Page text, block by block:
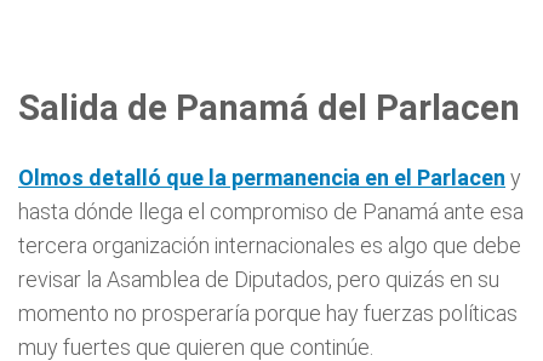
Salida de Panamá del Parlacen
Olmos detalló que la permanencia en el Parlacen y
hasta dónde llega el compromiso de Panamá ante esa
tercera organización internacionales es algo que debe
revisar la Asamblea de Diputados, pero quizás en su
momento no prosperaría porque hay fuerzas políticas
muy fuertes que quieren que continúe.